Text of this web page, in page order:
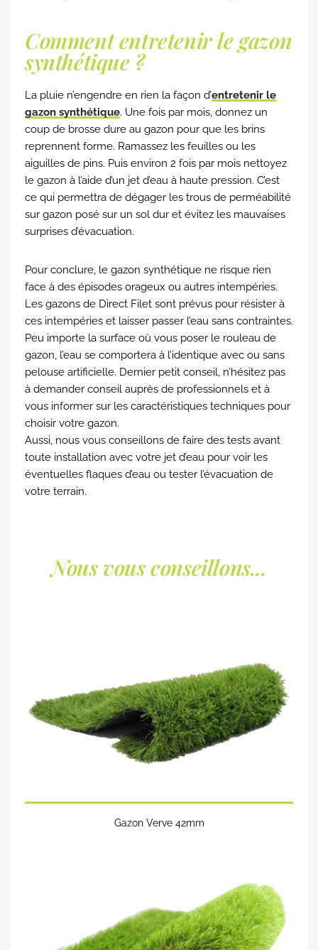
Comment entretenir le gazon
synthétique ?
La pluie n’engendre en rien la façon d’entretenir le
gazon synthétique. Une fois par mois, donnez un
coup de brosse dure au gazon pour que les brins
reprennent forme. Ramassez les feuilles ou les
aiguilles de pins. Puis environ 2 fois par mois nettoyez
le gazon à l’aide d’un jet d’eau à haute pression. C’est
ce qui permettra de dégager les trous de perméabilité
sur gazon posé sur un sol dur et évitez les mauvaises
surprises d’évacuation.
Pour conclure, le gazon synthétique ne risque rien
face à des épisodes orageux ou autres intempéries.
Les gazons de Direct Filet sont prévus pour résister à
ces intempéries et laisser passer l’eau sans contraintes.
Peu importe la surface où vous poser le rouleau de
gazon, l’eau se comportera à l’identique avec ou sans
pelouse artificielle. Dernier petit conseil, n’hésitez pas
à demander conseil auprès de professionnels et à
vous informer sur les caractéristiques techniques pour
choisir votre gazon.
Aussi, nous vous conseillons de faire des tests avant
toute installation avec votre jet d’eau pour voir les
éventuelles flaques d’eau ou tester l’évacuation de
votre terrain.
Nous vous conseillons...
Gazon Verve 42mm